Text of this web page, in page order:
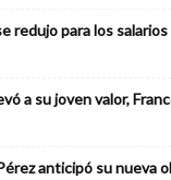
redujo para los
a su joven valor,
anticipó su nueva